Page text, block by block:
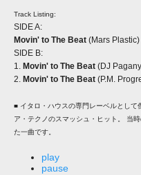
Track Listing:
SIDE A:
Movin' to The Beat (Mars
SIDE B:
1.
Movin' to The Beat (DJ
2. Movin' to The Beat (P.M.
■ イタロ・ハウスの専門レーベルとして
ア・テクノのスマッシュ・ヒット。 当
た一曲です。
play
pause